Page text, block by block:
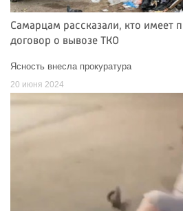
Самарцам рассказали, кто имеет
договор о вывозе ТКО
Ясность внесла прокуратура
20 июня 2024